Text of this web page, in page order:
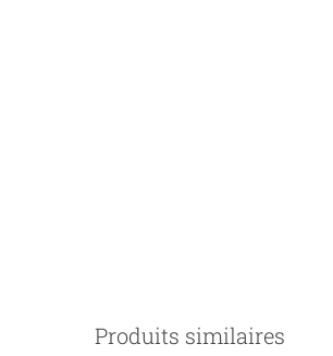
Produits similaires